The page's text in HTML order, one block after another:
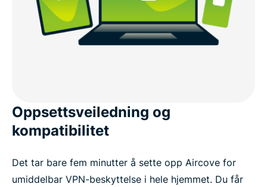
Oppsettsveiledning og
kompatibilitet
Det tar bare fem minutter å sette opp Aircove for
umiddelbar VPN-beskyttelse i hele hjemmet. Du får